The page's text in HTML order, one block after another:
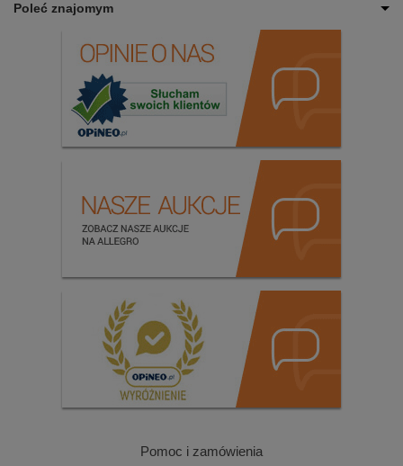
Poleć znajomym
Pomoc i zamówienia